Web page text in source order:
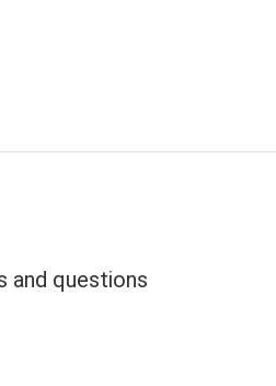
and questions